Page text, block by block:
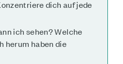
dich auf jede
ich sehen? Welche
herum haben die